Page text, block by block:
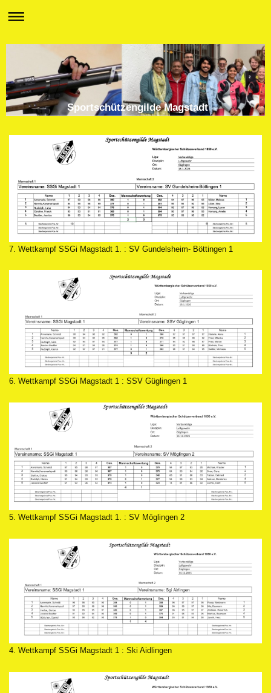
Sportschützengilde Magstadt
7. Wettkampf SSGi Magstadt 1. : SV Gundelsheim- Böttingen 1
6. Wettkampf SSGi Magstadt 1 : SSV Güglingen 1
5. Wettkampf SSGi Magstadt 1. : SV Möglingen 2
4. Wettkampf SSGi Magstadt 1 : Ski Aidlingen